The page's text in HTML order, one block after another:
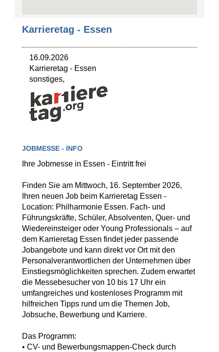
Karrieretag - Essen
16.09.2026
Karrieretag - Essen
sonstiges,
JOBMESSE - INFO
Ihre Jobmesse in Essen - Eintritt frei
Finden Sie am Mittwoch, 16. September 2026,
Ihren neuen Job beim Karrieretag Essen -
Location: Philharmonie Essen. Fach- und
Führungskräfte, Schüler, Absolventen, Quer- und
Wiedereinsteiger oder Young Professionals – auf
dem Karrieretag Essen findet jeder passende
Jobangebote und kann direkt vor Ort mit den
Personalverantwortlichen der Unternehmen über
Einstiegsmöglichkeiten sprechen. Zudem erwartet
die Messebesucher von 10 bis 17 Uhr ein
umfangreiches und kostenloses Programm mit
hilfreichen Tipps rund um die Themen Job,
Jobsuche, Bewerbung und Karriere.
Das Programm:
• CV- und Bewerbungsmappen-Check durch